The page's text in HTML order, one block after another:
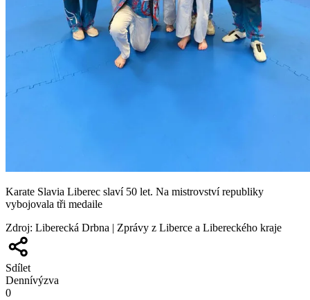
Karate Slavia Liberec slaví 50 let. Na mistrovství republiky
vybojovala tři medaile
Zdroj: Liberecká Drbna | Zprávy z Liberce a Libereckého kraje
Sdílet
Dennívýzva
0